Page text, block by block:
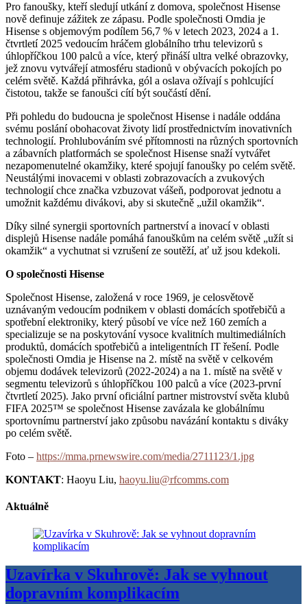
Pro fanoušky, kteří sledují utkání z domova, společnost Hisense
nově definuje zážitek ze zápasu. Podle společnosti Omdia je
Hisense s objemovým podílem 56,7 % v letech 2023, 2024 a 1.
čtvrtletí 2025 vedoucím hráčem globálního trhu televizorů s
úhlopříčkou 100 palců a více, který přináší ultra velké obrazovky,
jež znovu vytvářejí atmosféru stadionů v obývacích pokojích po
celém světě. Každá přihrávka, gól a oslava ožívají s pohlcující
čistotou, takže se fanoušci cítí být součástí dění.
Při pohledu do budoucna je společnost Hisense i nadále oddána
svému poslání obohacovat životy lidí prostřednictvím inovativních
technologií. Prohlubováním své přítomnosti na různých sportovních
a zábavních platformách se společnost Hisense snaží vytvářet
nezapomenutelné okamžiky, které spojují fanoušky po celém světě.
Neustálými inovacemi v oblasti zobrazovacích a zvukových
technologií chce značka vzbuzovat vášeň, podporovat jednotu a
umožnit každému divákovi, aby si skutečně „užil okamžik“.
Díky silné synergii sportovních partnerství a inovací v oblasti
displejů Hisense nadále pomáhá fanouškům na celém světě „užít si
okamžik“ a vychutnat si vzrušení ze soutěží, ať už jsou kdekoli.
O společnosti Hisense
Společnost Hisense, založená v roce 1969, je celosvětově
uznávaným vedoucím podnikem v oblasti domácích spotřebičů a
spotřební elektroniky, který působí ve více než 160 zemích a
specializuje se na poskytování vysoce kvalitních multimediálních
produktů, domácích spotřebičů a inteligentních IT řešení. Podle
společnosti Omdia je Hisense na 2. místě na světě v celkovém
objemu dodávek televizorů (2022-2024) a na 1. místě na světě v
segmentu televizorů s úhlopříčkou 100 palců a více (2023-první
čtvrtletí 2025). Jako první oficiální partner mistrovství světa klubů
FIFA 2025™ se společnost Hisense zavázala ke globálnímu
sportovnímu partnerství jako způsobu navázání kontaktu s diváky
po celém světě.
Foto – https://mma.prnewswire.com/media/2711123/1.jpg
KONTAKT: Haoyu Liu, haoyu.liu@rfcomms.com
Aktuálně
Uzavírka v Skuhrově: Jak se vyhnout
dopravním komplikacím